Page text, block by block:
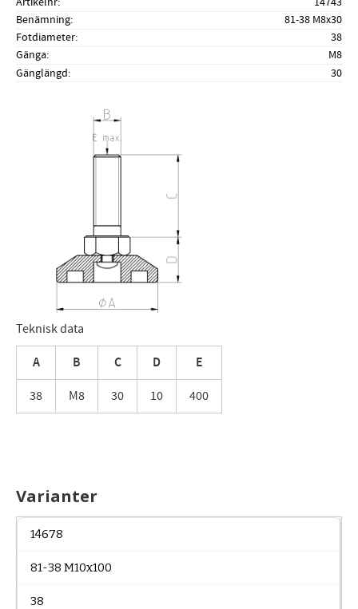
Benämning
81-38 M8x30
Fotdiameter
38
Gänga
M8
Gänglängd
30
Teknisk data
A B C D E
38 M8 30 10 400
Varianter
14678
81-38 M10x100
38